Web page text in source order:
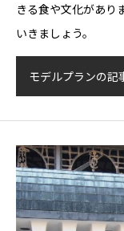
きる食や文化があり
いきましょう。
モデルプランの記